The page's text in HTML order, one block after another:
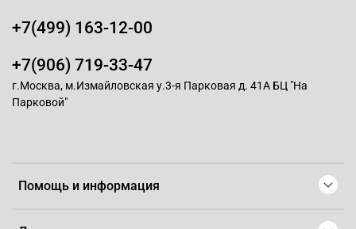
Помощь и информация
+7(499) 163-12-00
+7(906) 719-33-47
г.Москва, м.Измайловская у.3-я Парковая д. 41А БЦ "На
Парковой"